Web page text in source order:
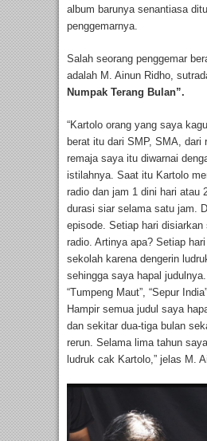
album barunya senantiasa
penggemarnya.
Salah seorang penggemar
adalah M. Ainun Ridho,
Numpak Terang Bulan”.
“Kartolo orang yang saya
berat itu dari SMP, SMA, dari
remaja saya itu diwarnai
istilahnya. Saat itu Kartolo
radio dan jam 1 dini hari atau
durasi siar selama satu jam.
episode. Setiap hari
radio. Artinya apa? Setiap
sekolah karena dengerin
sehingga saya hapal judulnya.
“Tumpeng Maut”, “Sepur
Hampir semua judul saya
dan sekitar dua-tiga bulan
rerun. Selama lima tahun
ludruk cak Kartolo,” jelas M.